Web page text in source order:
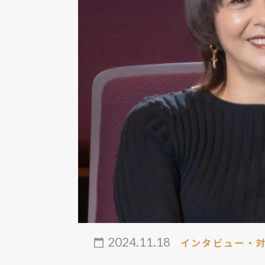
2024.11.18 インタビュー・